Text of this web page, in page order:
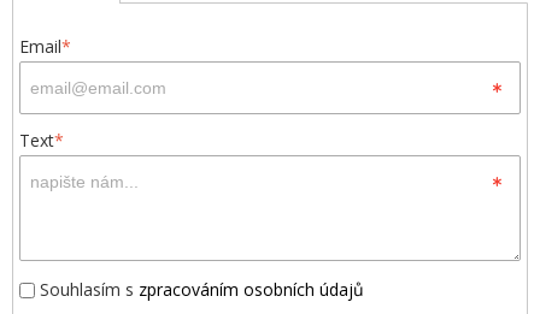
Email*
Text*
Souhlasím s zpracováním osobních údajů